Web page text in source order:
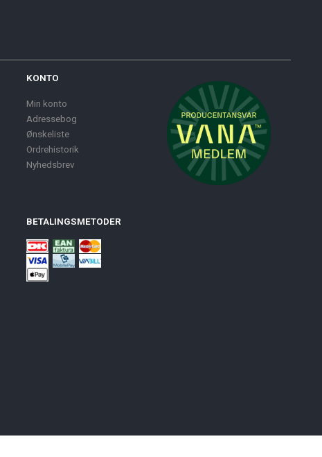
KONTO
Min konto
Adressebog
Ønskeliste
Ordrehistorik
Nyhedsbrev
BETALINGSMETODER